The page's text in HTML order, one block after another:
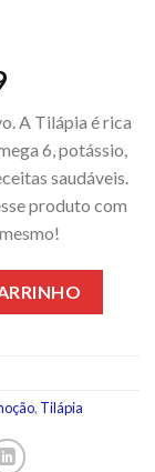
O
atual
é:
R$54.99.
A Tilápia é rica
6, potássio,
saudáveis.
produto com
, Tilápia